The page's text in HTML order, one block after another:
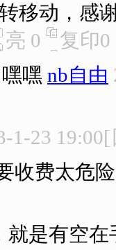
移动，感
亮 0 复印0
嘿 nb自由
1-23 19:00[
收费太危险
就是有空